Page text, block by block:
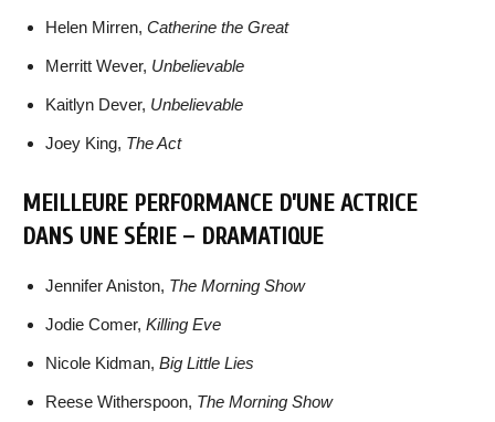
Helen Mirren, Catherine the Great
Merritt Wever, Unbelievable
Kaitlyn Dever, Unbelievable
Joey King, The Act
MEILLEURE PERFORMANCE D’UNE ACTRICE
DANS UNE SÉRIE – DRAMATIQUE
Jennifer Aniston, The Morning Show
Jodie Comer, Killing Eve
Nicole Kidman, Big Little Lies
Reese Witherspoon, The Morning Show